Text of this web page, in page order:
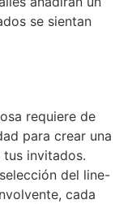
se sientan
requiere de
para crear una
invitados.
del line-
cada